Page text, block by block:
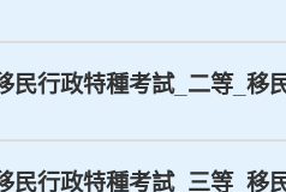
民行政特種考試_二等_移
民行政特種考試_三等_移